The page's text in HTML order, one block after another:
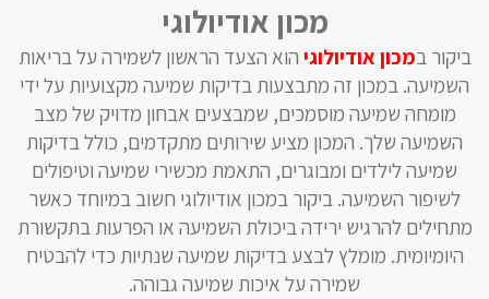
מכון אודיולוגי
ביקור במכון אודיולוגי הוא הצעד הראשון לשמירה על בריאות
השמיעה. במכון זה מתבצעות בדיקות שמיעה מקצועיות על ידי
מומחה שמיעה מוסמכים, שמבצעים אבחון מדויק של מצב
השמיעה שלך. המכון מציע שירותים מתקדמים, כולל בדיקות
שמיעה לילדים ומבוגרים, התאמת מכשירי שמיעה וטיפולים
לשיפור השמיעה. ביקור במכון אודיולוגי חשוב במיוחד כאשר
מתחילים להרגיש ירידה ביכולת השמיעה או הפרעות בתקשורת
היומיומית. מומלץ לבצע בדיקות שמיעה שנתיות כדי להבטיח
שמירה על איכות שמיעה גבוהה.